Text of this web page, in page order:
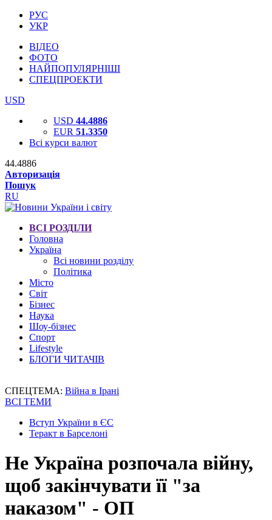
РУС
УКР
ВІДЕО
ФОТО
НАЙПОПУЛЯРНІШІ
СПЕЦПРОЕКТИ
USD
USD 44.4886
EUR 51.3350
Всі курси валют
44.4886
Авторизація
Пошук
RU
ВСІ РОЗДІЛИ
Головна
Україна
Всі новини розділу
Політика
Місто
Світ
Бізнес
Наука
Шоу-бізнес
Спорт
Lifestyle
БЛОГИ ЧИТАЧІВ
СПЕЦТЕМА: Війна в Ірані
ВСІ ТЕМИ
Вступ України в ЄС
Теракт в Барселоні
Не Україна розпочала війну,
щоб закінчувати її "за
наказом" - ОП